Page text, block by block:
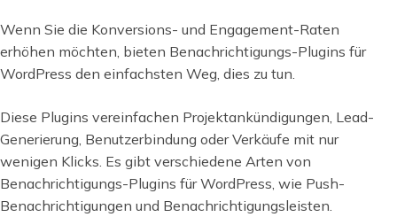
Wenn Sie die Konversions- und Engagement-Raten
erhöhen möchten, bieten Benachrichtigungs-Plugins für
WordPress den einfachsten Weg, dies zu tun.
Diese Plugins vereinfachen Projektankündigungen, Lead-
Generierung, Benutzerbindung oder Verkäufe mit nur
wenigen Klicks. Es gibt verschiedene Arten von
Benachrichtigungs-Plugins für WordPress, wie Push-
Benachrichtigungen und Benachrichtigungsleisten.